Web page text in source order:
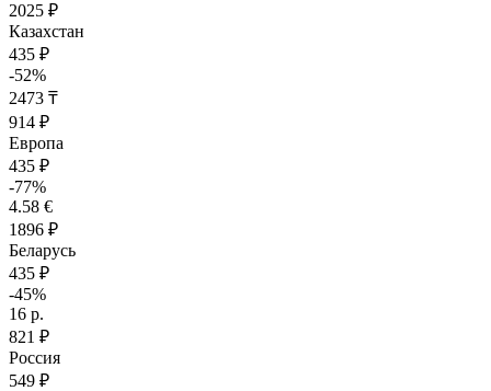
2025 ₽
Казахстан
435 ₽
-52%
2473 ₸
914 ₽
Европа
435 ₽
-77%
4.58 €
1896 ₽
Беларусь
435 ₽
-45%
16 р.
821 ₽
Россия
549 ₽